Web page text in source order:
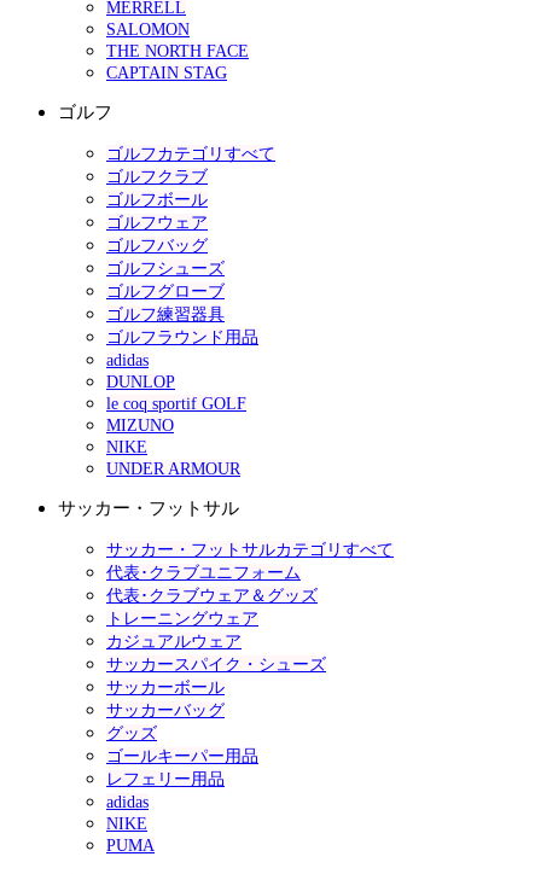
MERRELL
SALOMON
THE NORTH FACE
CAPTAIN STAG
ゴルフ
ゴルフカテゴリすべて
ゴルフクラブ
ゴルフボール
ゴルフウェア
ゴルフバッグ
ゴルフシューズ
ゴルフグローブ
ゴルフ練習器具
ゴルフラウンド用品
adidas
DUNLOP
le coq sportif GOLF
MIZUNO
NIKE
UNDER ARMOUR
サッカー・フットサル
サッカー・フットサルカテゴリすべて
代表･クラブユニフォーム
代表･クラブウェア＆グッズ
トレーニングウェア
カジュアルウェア
サッカースパイク・シューズ
サッカーボール
サッカーバッグ
グッズ
ゴールキーパー用品
レフェリー用品
adidas
NIKE
PUMA